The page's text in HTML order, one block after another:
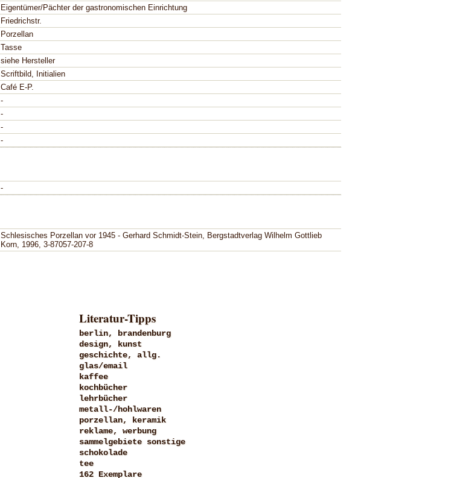
Eigentümer/Pächter der gastronomischen Einrichtung
Friedrichstr.
Porzellan
Tasse
siehe Hersteller
Scriftbild, Initialien
Café E-P.
-
-
-
-
-
Schlesisches Porzellan vor 1945 - Gerhard Schmidt-Stein, Bergstadtverlag Wilhelm Gottlieb
Korn, 1996, 3-87057-207-8
Literatur-Tipps
berlin, brandenburg
design, kunst
geschichte, allg.
glas/email
kaffee
kochbücher
lehrbücher
metall-/hohlwaren
porzellan, keramik
reklame, werbung
sammelgebiete sonstige
schokolade
tee
162 Exemplare